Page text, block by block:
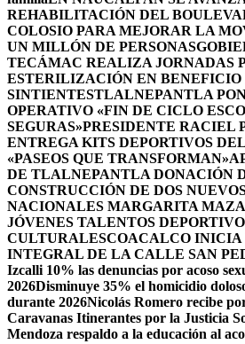
REHABILITACIÓN DEL
COLOSIO PARA MEJORAR LA
UN MILLÓN DE PERSONAS
TECÁMAC REALIZA JORNADAS
ESTERILIZACIÓN EN BENEFICIO
SINTIENTESTLALNEPANTLA
OPERATIVO «FIN DE CICLO
SEGURAS»PRESIDENTE RACIEL
ENTREGA KITS DEPORTIVOS
«PASEOS QUE TRANSFORMAN»
DE TLALNEPANTLA DONACIÓN
CONSTRUCCIÓN DE DOS
NACIONALES MARGARITA MAZA
JÓVENES TALENTOS
CULTURALESCOACALCO INICIA
INTEGRAL DE LA CALLE SAN
Izcalli 10% las denuncias por acoso
2026Disminuye 35% el homicidio
durante 2026Nicolás Romero recibe
Caravanas Itinerantes por la Justicia
Mendoza respaldo a la educación al